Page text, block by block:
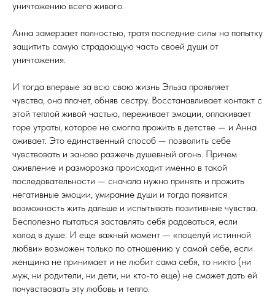
уничтожению всего живого.
Анна замерзает полностью, тратя последние силы на попытку
защитить самую страдающую часть своей души от
уничтожения.
И тогда впервые за всю свою жизнь Эльза проявляет
чувства, она плачет, обняв сестру. Восстанавливает контакт с
этой теплой живой частью, переживает эмоции, оплакивает
горе утраты, которое не смогла прожить в детстве — и Анна
оживает. Это единственный способ — позволить себе
чувствовать и заново разжечь душевный огонь. Причем
оживление и разморозка происходит именно в такой
последовательности — сначала нужно принять и прожить
негативные эмоции, умирание души и тогда появится
возможность жить дальше и испытывать позитивные чувства.
Бесполезно пытаться заставлять себя радоваться, если
холод в душе. И еще важный момент — «поцелуй истинной
любви» возможен только по отношению у самой себе, если
женщина не принимает и не любит сама себя, то никто (ни
муж, ни родители, ни дети, ни кто-то еще) не сможет дать ей
почувствовать эту любовь и тепло.